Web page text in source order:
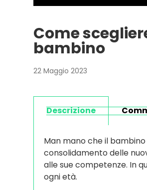
Come
bambino
22 Maggio 2023
Descrizione
Man mano che il
consolidamento delle
alle sue competenze. In
ogni età.